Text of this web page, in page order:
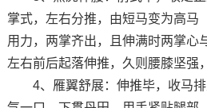
掌式，左右分推，由短马变为高马
用力，两掌齐出，且伸满时两掌心
左右前后起落伸推，久则腰膝坚强
4、雁翼舒展：伸推毕，收马排